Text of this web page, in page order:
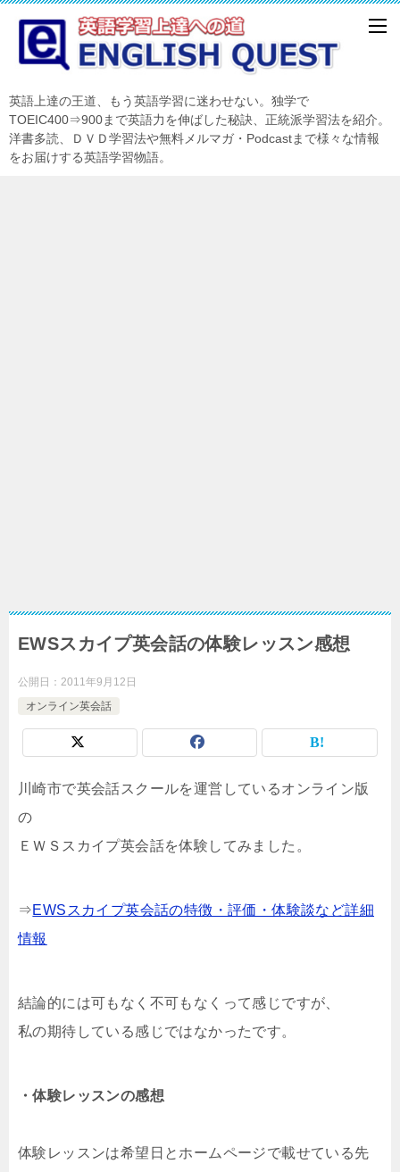
英語上達の王道、もう英語学習に迷わせない。独学で
TOEIC400⇒900まで英語力を伸ばした秘訣、正統派学習法を紹介。
洋書多読、ＤＶＤ学習法や無料メルマガ・Podcastまで様々な情報
をお届けする英語学習物語。
EWSスカイプ英会話の体験レッスン感想
公開日： 2011年9月12日
オンライン英会話
川崎市で英会話スクールを運営しているオンライン版
の
ＥＷＳスカイプ英会話を体験してみました。
⇒EWSスカイプ英会話の特徴・評価・体験談など詳細
情報
結論的には可もなく不可もなくって感じですが、
私の期待している感じではなかったです。
・体験レッスンの感想
体験レッスンは希望日とホームページで載せている先